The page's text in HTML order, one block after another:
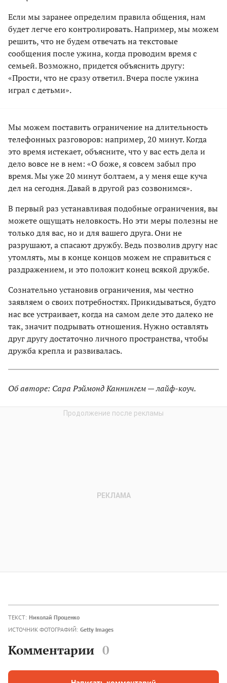
Если мы заранее определим правила общения, нам
будет легче его контролировать. Например, мы можем
решить, что не будем отвечать на текстовые
сообщения после ужина, когда проводим время с
семьей. Возможно, придется объяснить другу:
«Прости, что не сразу ответил. Вчера после ужина
играл с детьми».
Мы можем поставить ограничение на длительность
телефонных разговоров: например, 20 минут. Когда
это время истекает, объясните, что у вас есть дела и
дело вовсе не в нем: «О боже, я совсем забыл про
время. Мы уже 20 минут болтаем, а у меня еще куча
дел на сегодня. Давай в другой раз созвонимся».
В первый раз устанавливая подобные ограничения, вы
можете ощущать неловкость. Но эти меры полезны не
только для вас, но и для вашего друга. Они не
разрушают, а спасают дружбу. Ведь позволив другу нас
утомлять, мы в конце концов можем не справиться с
раздражением, и это положит конец всякой дружбе.
Сознательно установив ограничения, мы честно
заявляем о своих потребностях. Прикидываться, будто
нас все устраивает, когда на самом деле это далеко не
так, значит подрывать отношения. Нужно оставлять
друг другу достаточно личного пространства, чтобы
дружба крепла и развивалась.
Об авторе: Сара Рэймонд Каннингем — лайф-коуч.
ТЕКСТ: Николай Проценко
ИСТОЧНИК ФОТОГРАФИЙ: Getty Images
Комментарии 0